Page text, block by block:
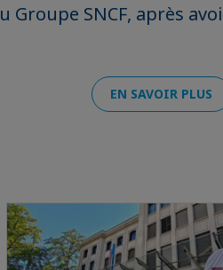
Groupe SNCF, après
EN SAVOIR PLUS